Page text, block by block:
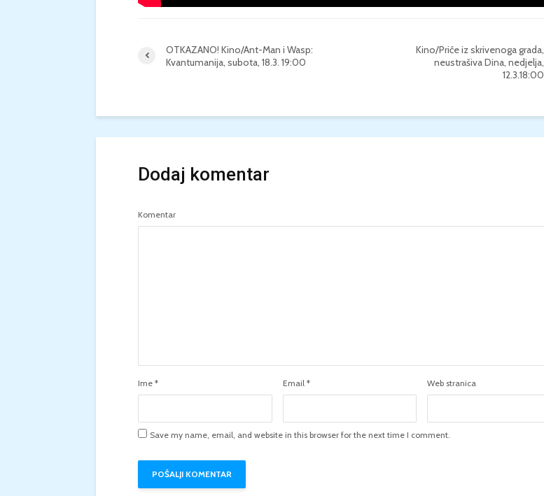
OTKAZANO! Kino/Ant-Man i Wasp:
Kvantumanija, subota, 18.3. 19:00
Kino/Priče iz skrivenoga grada,
neustrašiva Dina, nedjelja,
12.3.18:00
Dodaj komentar
Komentar
Ime * Email * Web stranica
Save my name, email, and website in this browser for the next time I comment.